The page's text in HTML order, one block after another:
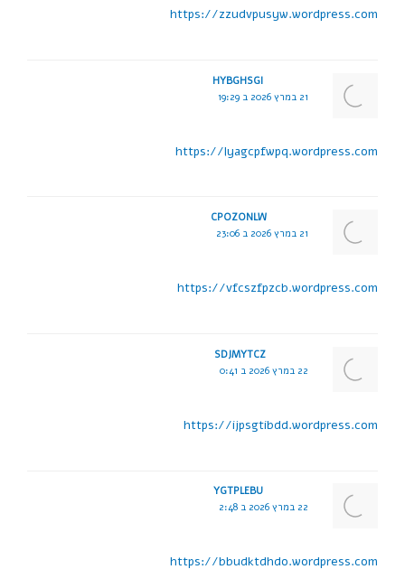
https://zzudvpusyw.wordpress.com
HYBGHSGI
21 במרץ 2026 ב 19:29
https://lyagcpfwpq.wordpress.com
CPOZONLW
21 במרץ 2026 ב 23:06
https://vfcszfpzcb.wordpress.com
SDJMYTCZ
22 במרץ 2026 ב 0:41
https://ijpsgtibdd.wordpress.com
YGTPLEBU
22 במרץ 2026 ב 2:48
https://bbudktdhdo.wordpress.com